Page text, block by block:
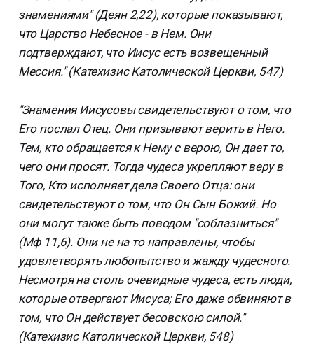
знамениями" (Деян 2,22), которые показывают,
что Царство Небесное - в Нем. Они
подтверждают, что Иисус есть возвещенный
Мессия." (Катехизис Католической Церкви, 547)
"Знамения Иисусовы свидетельствуют о том, что
Его послал Отец. Они призывают верить в Него.
Тем, кто обращается к Нему с верою, Он дает то,
чего они просят. Тогда чудеса укрепляют веру в
Того, Кто исполняет дела Своего Отца: они
свидетельствуют о том, что Он Сын Божий. Но
они могут также быть поводом "соблазниться"
(Мф 11,6). Они не на то направлены, чтобы
удовлетворять любопытство и жажду чудесного.
Несмотря на столь очевидные чудеса, есть люди,
которые отвергают Иисуса; Его даже обвиняют в
том, что Он действует бесовскою силой."
(Катехизис Католической Церкви, 548)